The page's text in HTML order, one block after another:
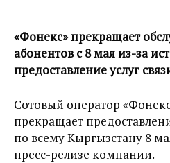
«Фонекс» прекращает
абонентов с 8 мая из-за
предоставление услуг
Сотовый оператор
прекращает
по всему Кыргызстану 8
пресс-релизе компании.